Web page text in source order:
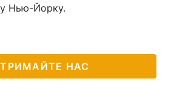
Нью-Йорку.
НАС